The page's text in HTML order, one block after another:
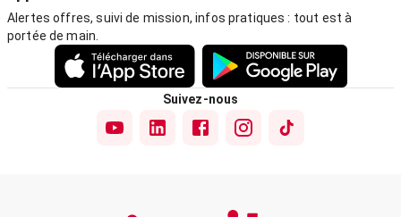
Alertes offres, suivi de mission, infos pratiques : tout est à
portée de main.
Suivez-nous